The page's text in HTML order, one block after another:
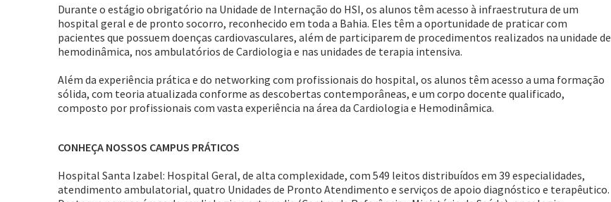
Durante o estágio obrigatório na Unidade de Internação do HSI, os alunos têm acesso à infraestrutura de um
hospital geral e de pronto socorro, reconhecido em toda a Bahia. Eles têm a oportunidade de praticar com
pacientes que possuem doenças cardiovasculares, além de participarem de procedimentos realizados na unidade de
hemodinâmica, nos ambulatórios de Cardiologia e nas unidades de terapia intensiva.
Além da experiência prática e do networking com profissionais do hospital, os alunos têm acesso a uma formação
sólida, com teoria atualizada conforme as descobertas contemporâneas, e um corpo docente qualificado,
composto por profissionais com vasta experiência na área da Cardiologia e Hemodinâmica.
CONHEÇA NOSSOS CAMPUS PRÁTICOS
Hospital Santa Izabel: Hospital Geral, de alta complexidade, com 549 leitos distribuídos em 39 especialidades,
atendimento ambulatorial, quatro Unidades de Pronto Atendimento e serviços de apoio diagnóstico e terapêutico.